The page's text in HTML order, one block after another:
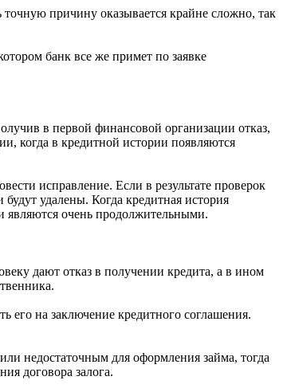
причину оказывается крайне сложно, так
банк все же примет по заявке
в первой финансовой организации отказ,
когда в кредитной истории появляются
исправление. Если в результате проверок
удалены. Когда кредитная история
являются очень продолжительными.
дают отказ в получении кредита, а в ином
его на заключение кредитного соглашения.
недостаточным для оформления займа, тогда
договора залога.